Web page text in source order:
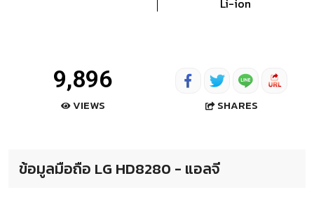
Li-ion
9,896
VIEWS SHARES
ข้อมูลมือถือ LG HD8280 - แอลจี